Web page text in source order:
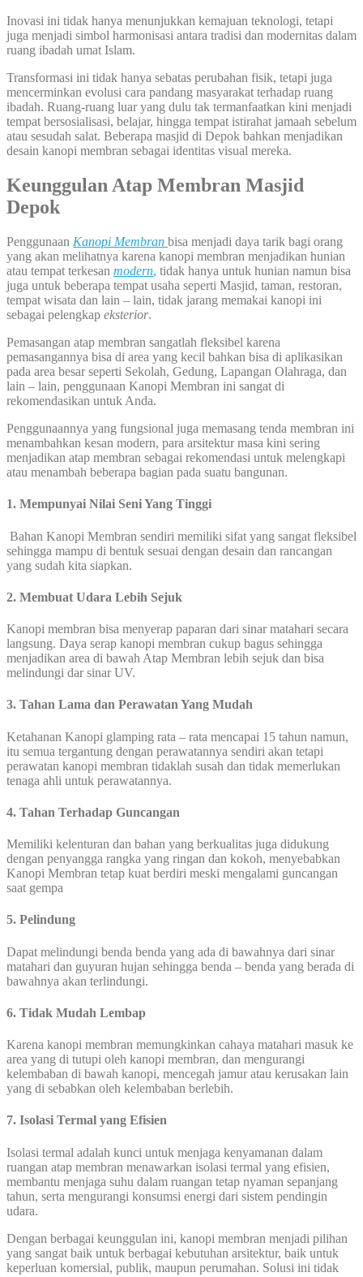
Inovasi ini tidak hanya menunjukkan kemajuan teknologi, tetapi
juga menjadi simbol harmonisasi antara tradisi dan modernitas dalam
ruang ibadah umat Islam.
Transformasi ini tidak hanya sebatas perubahan fisik, tetapi juga
mencerminkan evolusi cara pandang masyarakat terhadap ruang
ibadah. Ruang-ruang luar yang dulu tak termanfaatkan kini menjadi
tempat bersosialisasi, belajar, hingga tempat istirahat jamaah sebelum
atau sesudah salat. Beberapa masjid di Depok bahkan menjadikan
desain kanopi membran sebagai identitas visual mereka.
Keunggulan Atap Membran Masjid
Depok
Penggunaan Kanopi Membran bisa menjadi daya tarik bagi orang
yang akan melihatnya karena kanopi membran menjadikan hunian
atau tempat terkesan modern, tidak hanya untuk hunian namun bisa
juga untuk beberapa tempat usaha seperti Masjid, taman, restoran,
tempat wisata dan lain – lain, tidak jarang memakai kanopi ini
sebagai pelengkap eksterior.
Pemasangan atap membran sangatlah fleksibel karena
pemasangannya bisa di area yang kecil bahkan bisa di aplikasikan
pada area besar seperti Sekolah, Gedung, Lapangan Olahraga, dan
lain – lain, penggunaan Kanopi Membran ini sangat di
rekomendasikan untuk Anda.
Penggunaannya yang fungsional juga memasang tenda membran ini
menambahkan kesan modern, para arsitektur masa kini sering
menjadikan atap membran sebagai rekomendasi untuk melengkapi
atau menambah beberapa bagian pada suatu bangunan.
1. Mempunyai Nilai Seni Yang Tinggi
Bahan Kanopi Membran sendiri memiliki sifat yang sangat fleksibel
sehingga mampu di bentuk sesuai dengan desain dan rancangan
yang sudah kita siapkan.
2. Membuat Udara Lebih Sejuk
Kanopi membran bisa menyerap paparan dari sinar matahari secara
langsung. Daya serap kanopi membran cukup bagus sehingga
menjadikan area di bawah Atap Membran lebih sejuk dan bisa
melindungi dar sinar UV.
3. Tahan Lama dan Perawatan Yang Mudah
Ketahanan Kanopi glamping rata – rata mencapai 15 tahun namun,
itu semua tergantung dengan perawatannya sendiri akan tetapi
perawatan kanopi membran tidaklah susah dan tidak memerlukan
tenaga ahli untuk perawatannya.
4. Tahan Terhadap Guncangan
Memiliki kelenturan dan bahan yang berkualitas juga didukung
dengan penyangga rangka yang ringan dan kokoh, menyebabkan
Kanopi Membran tetap kuat berdiri meski mengalami guncangan
saat gempa
5. Pelindung
Dapat melindungi benda benda yang ada di bawahnya dari sinar
matahari dan guyuran hujan sehingga benda – benda yang berada di
bawahnya akan terlindungi.
6. Tidak Mudah Lembap
Karena kanopi membran memungkinkan cahaya matahari masuk ke
area yang di tutupi oleh kanopi membran, dan mengurangi
kelembaban di bawah kanopi, mencegah jamur atau kerusakan lain
yang di sebabkan oleh kelembaban berlebih.
7. Isolasi Termal yang Efisien
Isolasi termal adalah kunci untuk menjaga kenyamanan dalam
ruangan atap membran menawarkan isolasi termal yang efisien,
membantu menjaga suhu dalam ruangan tetap nyaman sepanjang
tahun, serta mengurangi konsumsi energi dari sistem pendingin
udara.
Dengan berbagai keunggulan ini, kanopi membran menjadi pilihan
yang sangat baik untuk berbagai kebutuhan arsitektur, baik untuk
keperluan komersial, publik, maupun perumahan. Solusi ini tidak